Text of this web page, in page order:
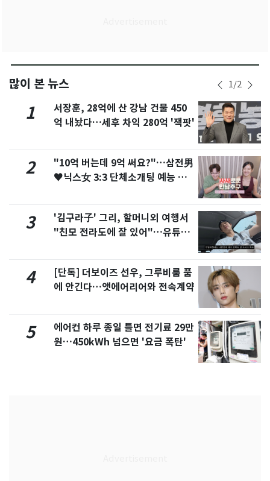
많이 본 뉴스 1/2
1
서장훈, 28억에 산 강남 건물 450
억 내놨다…세후 차익 280억 '잭팟'
2
"10억 버는데 9억 써요?"…삼전男
♥닉스女 3:3 단체소개팅 예능 화
3
'김구라子' 그리, 할머니외 여행서
"친모 전라도에 잘 있어"…유튜브
4
[단독] 더보이즈 선우, 그루비룸 품
에 안긴다…앳에어리어와 전속계약
5
에어컨 하루 종일 틀면 전기료 29만
원…450kWh 넘으면 '요금 폭탄'